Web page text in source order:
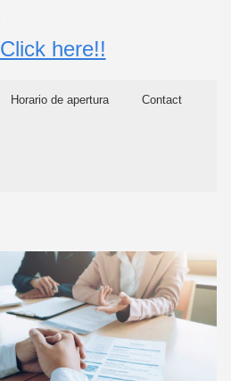
Click here!!
Horario de apertura Contact